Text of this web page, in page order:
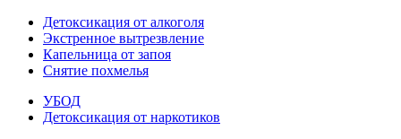
Детоксикация от алкоголя
Экстренное вытрезвление
Капельница от запоя
Снятие похмелья
УБОД
Детоксикация от наркотиков